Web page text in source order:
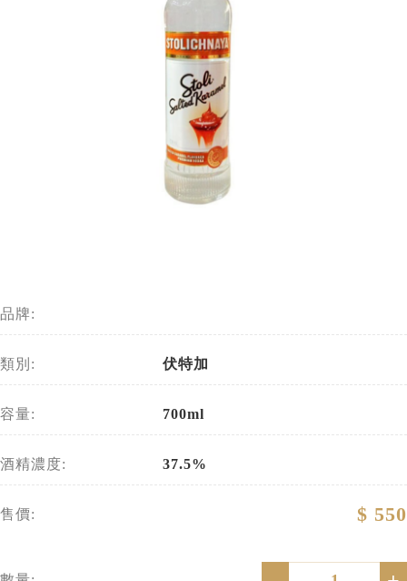
品牌:
類別: 伏特加
容量: 700ml
酒精濃度: 37.5%
售價: $ 550